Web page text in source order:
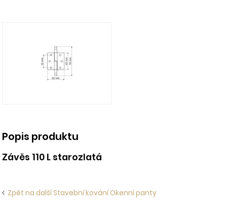
Popis produktu
Závěs 110 L starozlatá
Zpět na další Stavební kování Okenní panty